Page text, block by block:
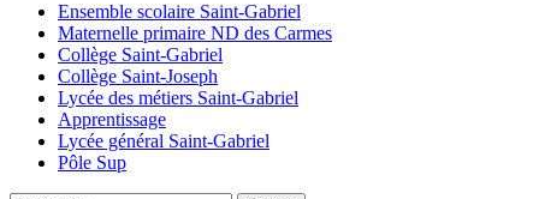
Ensemble scolaire Saint-Gabriel
Maternelle primaire ND des Carmes
Collège Saint-Gabriel
Collège Saint-Joseph
Lycée des métiers Saint-Gabriel
Apprentissage
Lycée général Saint-Gabriel
Pôle Sup